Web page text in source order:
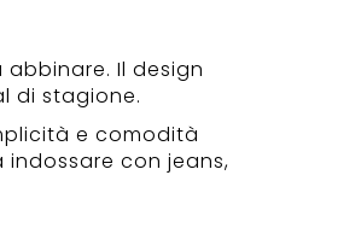
abbinare. Il design
di stagione.
e comodità
con jeans,